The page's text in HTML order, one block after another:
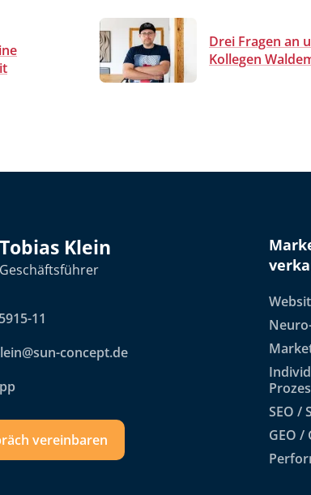
Drei Fragen an
Kollegen
Tobias Klein
Geschäftsführer
11
concept.de
vereinbaren
SEO /
GEO